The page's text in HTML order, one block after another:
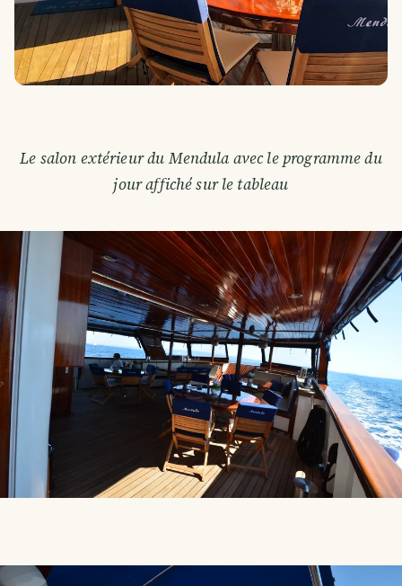
Le salon extérieur du Mendula avec le programme du
jour affiché sur le tableau